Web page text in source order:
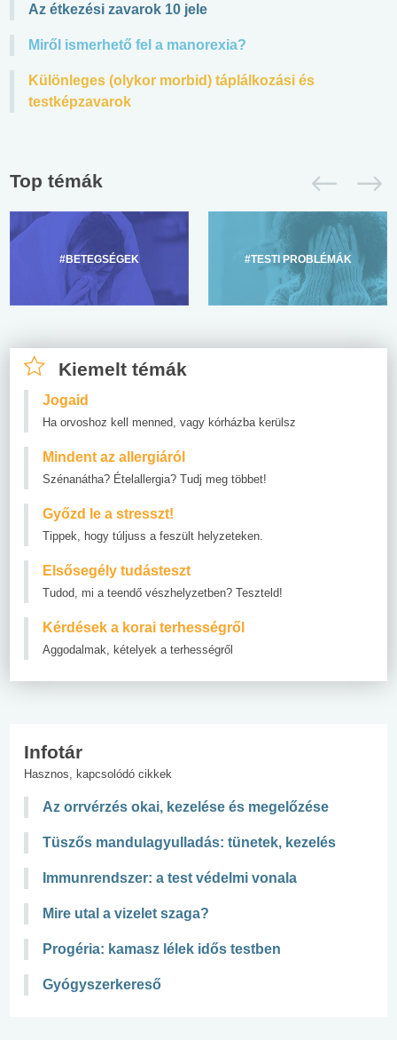
Az étkezési zavarok 10 jele
Miről ismerhető fel a manorexia?
Különleges (olykor morbid) táplálkozási és
testképzavarok
Top témák
#BETEGSÉGEK #TESTI PROBLÉMÁK
Kiemelt témák
Jogaid
Ha orvoshoz kell menned, vagy kórházba kerülsz
Mindent az allergiáról
Szénanátha? Ételallergia? Tudj meg többet!
Győzd le a stresszt!
Tippek, hogy túljuss a feszült helyzeteken.
Elsősegély tudásteszt
Tudod, mi a teendő vészhelyzetben? Teszteld!
Kérdések a korai terhességről
Aggodalmak, kételyek a terhességről
Infotár
Hasznos, kapcsolódó cikkek
Az orrvérzés okai, kezelése és megelőzése
Tüszős mandulagyulladás: tünetek, kezelés
Immunrendszer: a test védelmi vonala
Mire utal a vizelet szaga?
Progéria: kamasz lélek idős testben
Gyógyszerkereső